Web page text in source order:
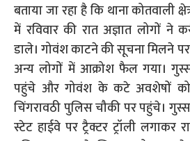
बताया जा रहा है कि थाना कोतवाली
में रविवार की रात अज्ञात लोगों ने
डाले। गोवंश काटने की सूचना मिलने
अन्य लोगों में आक्रोश फैल गया।
पहुंचे और गोवंश के कटे अवशेषों को
चिंगरावठी पुलिस चौकी पर पहुंचे।
स्टेट हाईवे पर ट्रैक्टर ट्रॉली लगाकर